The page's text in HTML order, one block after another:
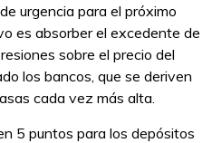
urgencia para el próximo
es absorber el excedente de
sobre el precio del
los bancos, que se deriven
cada vez más alta.
5 puntos para los depósitos